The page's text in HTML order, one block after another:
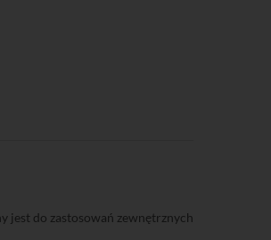
jest do zastosowań zewnętrznych